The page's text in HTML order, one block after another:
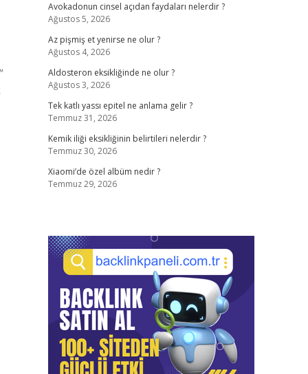
Avokadonun cinsel açıdan faydaları nelerdir ?
Ağustos 5, 2026
Az pişmiş et yenirse ne olur ?
Ağustos 4, 2026
Aldosteron eksikliğinde ne olur ?
Ağustos 3, 2026
Tek katlı yassı epitel ne anlama gelir ?
Temmuz 31, 2026
Kemik iliği eksikliğinin belirtileri nelerdir ?
Temmuz 30, 2026
Xiaomi’de özel albüm nedir ?
Temmuz 29, 2026